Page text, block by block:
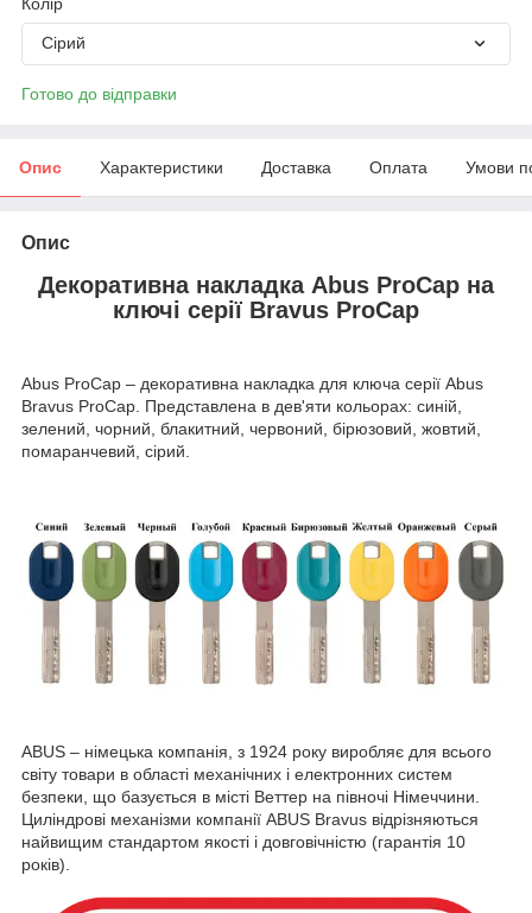
Сірий
Готово до відправки
Опис Характеристики Доставка Оплата Умови
Опис
Декоративна накладка Abus ProCap на
ключі серії Bravus ProCap
Abus ProCap – декоративна накладка для ключа серії Abus
Bravus ProCap. Представлена в дев'яти кольорах: синій,
зелений, чорний, блакитний, червоний, бірюзовий, жовтий,
помаранчевий, сірий.
ABUS – німецька компанія, з 1924 року виробляє для всього
світу товари в області механічних і електронних систем
безпеки, що базується в місті Веттер на півночі Німеччини.
Циліндрові механізми компанії ABUS Bravus відрізняються
найвищим стандартом якості і довговічністю (гарантія 10
років).